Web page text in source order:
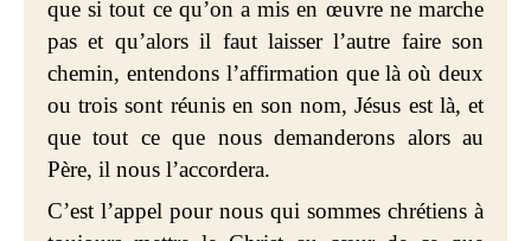
que si tout ce qu’on a mis en œuvre ne marche
pas et qu’alors il faut laisser l’autre faire son
chemin, entendons l’affirmation que là où deux
ou trois sont réunis en son nom, Jésus est là, et
que tout ce que nous demanderons alors au
Père, il nous l’accordera.
C’est l’appel pour nous qui sommes chrétiens à